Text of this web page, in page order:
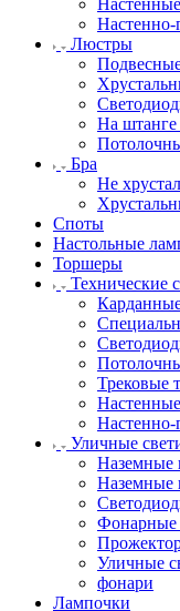
Настенно-
Люстры
На
Бра
Не
Споты
Настольные
Торшеры
Технические
Трековые
Настенно-
Уличные
Наземные
Наземные
Фонарные
Уличные
фонари
Лампочки